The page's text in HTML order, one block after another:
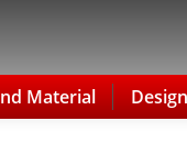
Material